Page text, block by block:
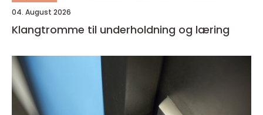
04. August 2026
Klangtromme til underholdning og læring